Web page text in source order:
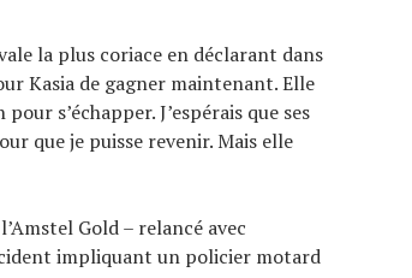
la plus coriace en déclarant dans
Kasia de gagner maintenant. Elle
s’échapper. J’espérais que ses
que je puisse revenir. Mais elle
Gold – relancé avec
impliquant un policier motard